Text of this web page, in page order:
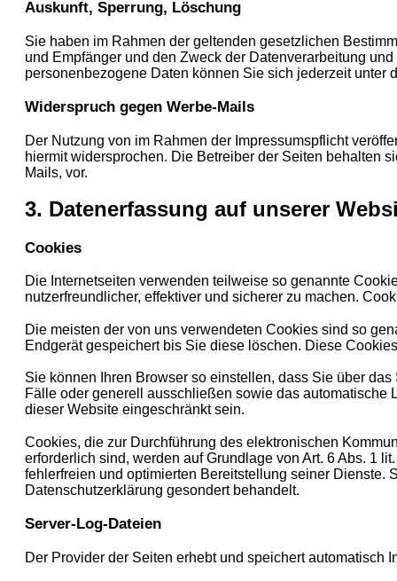
Auskunft, Sperrung, Löschung
Sie haben im Rahmen der geltenden gesetzlichen
und Empfänger und den Zweck der Datenverarbeitung
personenbezogene Daten können Sie sich jederzeit unter
Widerspruch gegen Werbe-Mails
Der Nutzung von im Rahmen der Impressumspflicht
hiermit widersprochen. Die Betreiber der Seiten behalten
Mails, vor.
3. Datenerfassung auf unserer
Cookies
Die Internetseiten verwenden teilweise so genannte
nutzerfreundlicher, effektiver und sicherer zu machen.
Die meisten der von uns verwendeten Cookies sind so
Endgerät gespeichert bis Sie diese löschen. Diese
Sie können Ihren Browser so einstellen, dass Sie über
Fälle oder generell ausschließen sowie das
dieser Website eingeschränkt sein.
Cookies, die zur Durchführung des elektronischen
erforderlich sind, werden auf Grundlage von Art. 6 Abs. 1
fehlerfreien und optimierten Bereitstellung seiner Dienste.
Datenschutzerklärung gesondert behandelt.
Server-Log-Dateien
Der Provider der Seiten erhebt und speichert automatisch